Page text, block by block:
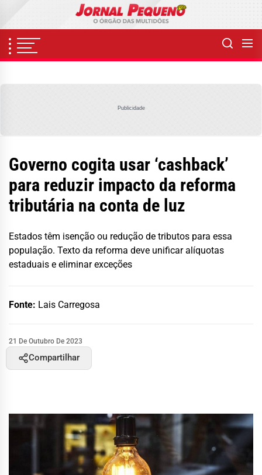
content
Publicidade
Governo cogita usar ‘cashback’
para reduzir impacto da reforma
tributária na conta de luz
Estados têm isenção ou redução de tributos para essa
população. Texto da reforma deve unificar alíquotas
estaduais e eliminar exceções
Fonte: Lais Carregosa
21 De Outubro De 2023
Compartilhar